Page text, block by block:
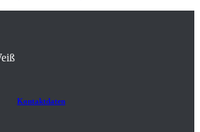
Kontaktdaten